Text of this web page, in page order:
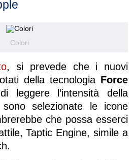
Colori
, si prevede che i nuovi
della tecnologia Force
leggere l’intensità della
selezionate le icone
che possa esserci
Taptic Engine, simile a